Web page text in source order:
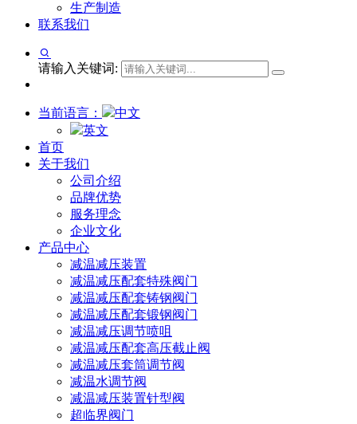
生产制造
联系我们
请输入关键词:
当前语言：
中文
英文
首页
关于我们
公司介绍
品牌优势
服务理念
企业文化
产品中心
减温减压装置
减温减压配套特殊阀门
减温减压配套铸钢阀门
减温减压配套锻钢阀门
减温减压调节喷咀
减温减压配套高压截止阀
减温减压套筒调节阀
减温水调节阀
减温减压装置针型阀
超临界阀门